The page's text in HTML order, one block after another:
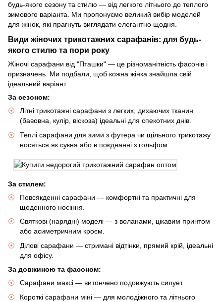
будь-якого сезону та стилю — від легкого літнього до теплого
зимового варіанта. Ми пропонуємо великий вибір моделей
для жінок, які прагнуть виглядати елегантно щодня.
Види жіночих трикотажних сарафанів: для будь-
якого стилю та пори року
Жіночі сарафани від "Пташки" — це різноманітність фасонів і
призначень. Ми подбали, щоб кожна жінка знайшла свій
ідеальний варіант.
За сезоном:
Літні трикотажні сарафани з легких, дихаючих тканин
(бавовна, кулір, віскоза) ідеальні для спекотних днів.
Теплі сарафани для зими з футера чи щільного трикотажу
носяться як сукня або в поєднанні з гольфом.
За стилем:
Повсякденні сарафани — комфортні та практичні для
щоденного носіння.
Святкові (нарядні) моделі — з воланами, цікавим принтом
або асиметричним кроєм.
Ділові сарафани — стримані відтінки, прямий крій, ідеальні
для офісу.
За довжиною та фасоном:
Сарафани максі — витончено подовжують силует.
Короткі сарафани міні — для молодіжного та літнього